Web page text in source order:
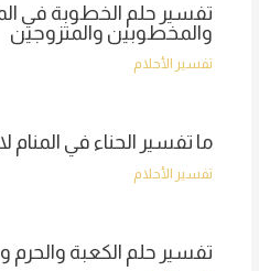
تفسير حلم الخطوبة في
والمخطوبين والمتزوجين
تفسير الأحلام
ما تفسير الحناء في المنام
تفسير الأحلام
تفسير حلم الكعبة والحرم